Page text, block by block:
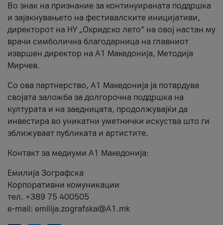
Во знак на признание за континуираната поддршка
и зајакнувањето на фестивалските иницијативи,
директорот на НУ „Охридско лето“ на овој настан му
врачи симболична благодарница на главниот
извршен директор на A1 Македонија, Методија
Мирчев.
Со ова партнерство, A1 Македонија ја потврдува
својата заложба за долгорочна поддршка на
културата и на заедницата, продолжувајќи да
инвестира во уникатни уметнички искуства што ги
зближуваат публиката и артистите.
Контакт за медиуми А1 Македонија:
Емилија Зографска
Корпоративни комуникации
тел. +389 75 400505
e-mail: emilija.zografska@A1.mk